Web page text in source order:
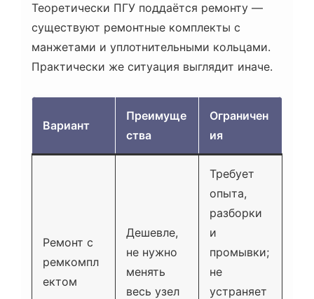
Теоретически ПГУ поддаётся ремонту —
существуют ремонтные комплекты с
манжетами и уплотнительными кольцами.
Практически же ситуация выглядит иначе.
Вариант
Преимуще
ства
Ограничен
ия
Ремонт с
ремкомпл
ектом
Дешевле,
не нужно
менять
весь узел
Требует
опыта,
разборки
и
промывки;
не
устраняет